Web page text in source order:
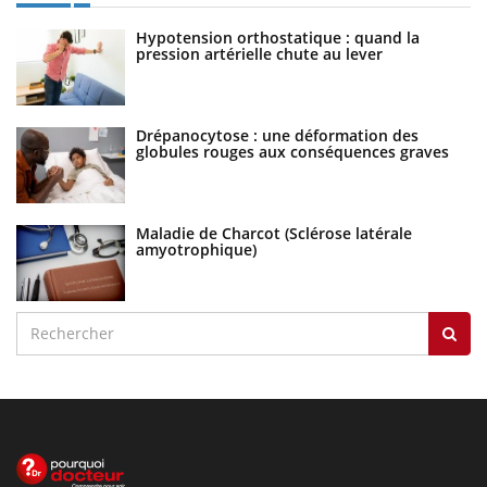
Hypotension orthostatique : quand la
pression artérielle chute au lever
Drépanocytose : une déformation des
globules rouges aux conséquences graves
Maladie de Charcot (Sclérose latérale
amyotrophique)